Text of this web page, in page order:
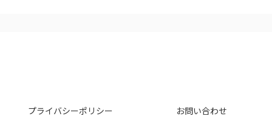
プライバシーポリシー お問い合わせ